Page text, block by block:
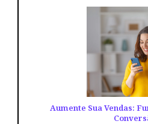
Aumente Sua Vendas: